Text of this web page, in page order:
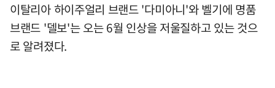
이탈리아 하이주얼리 브랜드 '다미아니'와 벨기에 명품
브랜드 '델보'는 오는 6월 인상을 저울질하고 있는 것으
로 알려졌다.